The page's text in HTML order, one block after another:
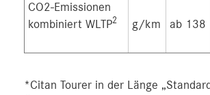
CO2-Emissionen
kombiniert WLTP2 g/km ab 138
*Citan Tourer in der Länge